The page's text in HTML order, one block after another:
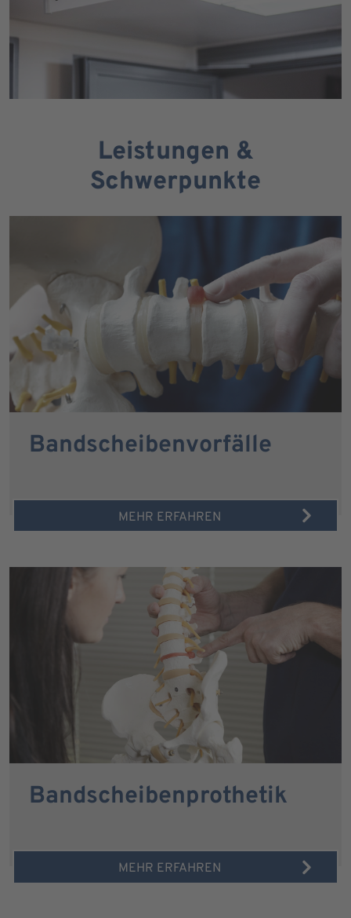
Leistungen &
Schwerpunkte
Bandscheibenvorfälle
MEHR ERFAHREN
Bandscheibenprothetik
MEHR ERFAHREN